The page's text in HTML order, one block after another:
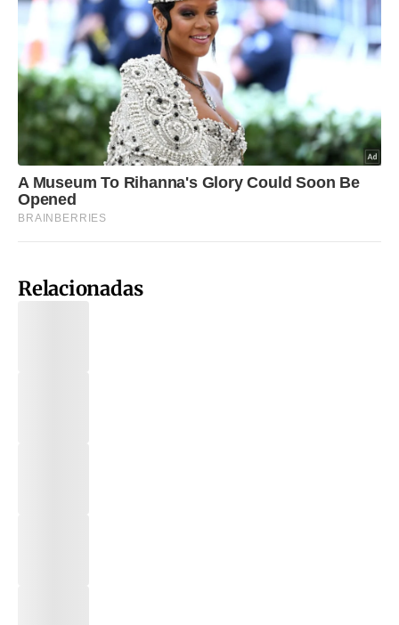
Relacionadas